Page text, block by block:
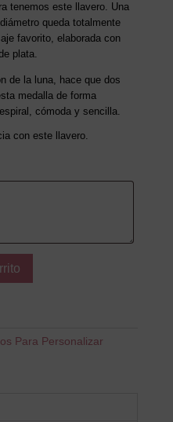
tenemos este llavero. Una
queda totalmente
favorito, elaborada con
plata.
de la luna, hace que dos
medalla de forma
cómoda y sencilla.
con este llavero.
Para Personalizar